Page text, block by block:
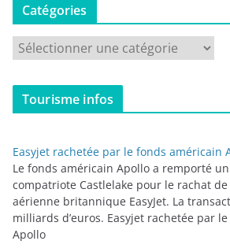
Catégories
t
r
i
e
s
Tourisme infos
Easyjet rachetée par le fonds américain
Le fonds américain Apollo a remporté
compatriote Castlelake pour le rachat
aérienne britannique EasyJet. La
milliards d’euros. Easyjet rachetée par
Apollo